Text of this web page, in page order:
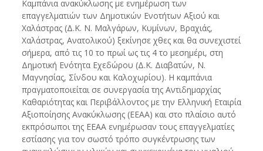
Καμπάνια ανακύκλωσης με ενημέρωση των
επαγγελματιών των Δημοτικών Ενοτήτων Αξιού και
Χαλάστρας (Δ.Κ. Ν. Μαλγάρων, Κυμίνων, Βραχιάς,
Χαλάστρας, Ανατολικού) ξεκίνησε χθες και θα συνεχιστεί
σήμερα, από τις 10 το πρωί ως τις 4 το μεσημέρι, στη
Δημοτική Ενότητα Εχεδώρου (Δ.Κ. Διαβατών, Ν.
Μαγνησίας, Σίνδου και Καλοχωρίου). Η καμπάνια
πραγματοποιείται σε συνεργασία της Αντιδημαρχίας
Καθαριότητας και Περιβάλλοντος με την Ελληνική Εταιρία
Αξιοποίησης Ανακύκλωσης (ΕΕΑΑ) και στο πλαίσιο αυτό
εκπρόσωποι της ΕΕΑΑ ενημέρωσαν τους επαγγελματίες
εστίασης για τον σωστό τρόπο συγκέντρωσης των